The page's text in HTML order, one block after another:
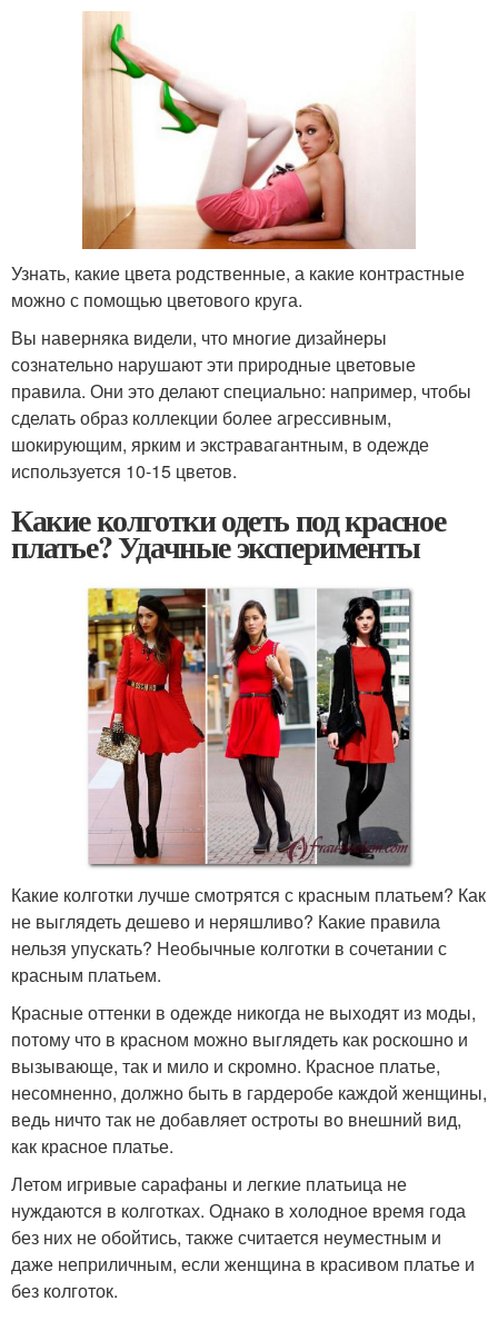
Узнать, какие цвета родственные, а какие контрастные
можно с помощью цветового круга.
Вы наверняка видели, что многие дизайнеры
сознательно нарушают эти природные цветовые
правила. Они это делают специально: например, чтобы
сделать образ коллекции более агрессивным,
шокирующим, ярким и экстравагантным, в одежде
используется 10-15 цветов.
Какие колготки одеть под красное
платье? Удачные эксперименты
Какие колготки лучше смотрятся с красным платьем? Как
не выглядеть дешево и неряшливо? Какие правила
нельзя упускать? Необычные колготки в сочетании с
красным платьем.
Красные оттенки в одежде никогда не выходят из моды,
потому что в красном можно выглядеть как роскошно и
вызывающе, так и мило и скромно. Красное платье,
несомненно, должно быть в гардеробе каждой женщины,
ведь ничто так не добавляет остроты во внешний вид,
как красное платье.
Летом игривые сарафаны и легкие платьица не
нуждаются в колготках. Однако в холодное время года
без них не обойтись, также считается неуместным и
даже неприличным, если женщина в красивом платье и
без колготок.